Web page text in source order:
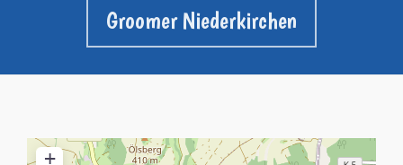
Groomer Niederkirchen
+